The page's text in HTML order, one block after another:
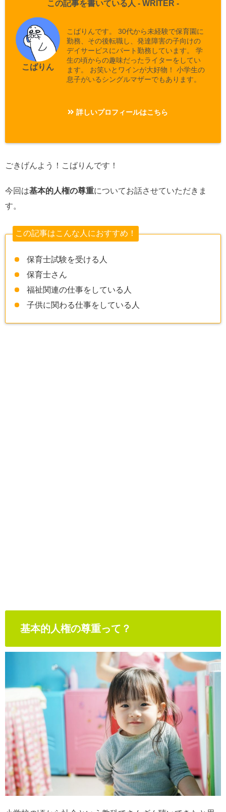
この記事を書いている人 - WRITER -
こばりん
こばりんです。 30代から未経験で保育園に
勤務、その後転職し、発達障害の子向けの
デイサービスにパート勤務しています。 学
生の頃からの趣味だったライターをしてい
ます。 お笑いとワインが大好物！ 小学生の
息子がいるシングルマザーでもあります。
詳しいプロフィールはこちら
ごきげんよう！こばりんです！
今回は基本的人権の尊重についてお話させていただきま
す。
この記事はこんな人におすすめ！
保育士試験を受ける人
保育士さん
福祉関連の仕事をしている人
子供に関わる仕事をしている人
基本的人権の尊重って？